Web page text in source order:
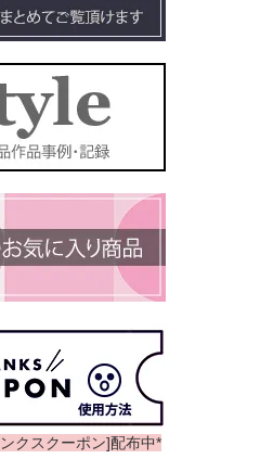
クスクーポン]配布中*